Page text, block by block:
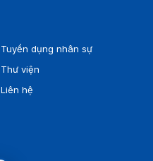
Tuyển dụng nhân sự
Thư viện
Liên hệ